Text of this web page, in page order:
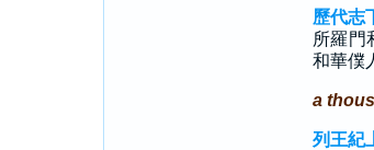
歷代志
所羅門
和華僕
a
列王紀